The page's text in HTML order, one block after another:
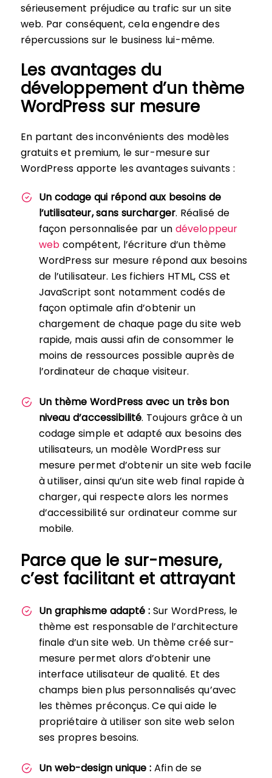
sérieusement préjudice au trafic sur un site
web. Par conséquent, cela engendre des
répercussions sur le business lui-même.
Les avantages du
développement d’un thème
WordPress sur mesure
En partant des inconvénients des modèles
gratuits et premium, le sur-mesure sur
WordPress apporte les avantages suivants :
Un codage qui répond aux besoins de
l’utilisateur, sans surcharger. Réalisé de
façon personnalisée par un développeur
web compétent, l’écriture d’un thème
WordPress sur mesure répond aux besoins
de l’utilisateur. Les fichiers HTML, CSS et
JavaScript sont notamment codés de
façon optimale afin d’obtenir un
chargement de chaque page du site web
rapide, mais aussi afin de consommer le
moins de ressources possible auprès de
l’ordinateur de chaque visiteur.
Un thème WordPress avec un très bon
niveau d’accessibilité. Toujours grâce à un
codage simple et adapté aux besoins des
utilisateurs, un modèle WordPress sur
mesure permet d’obtenir un site web facile
à utiliser, ainsi qu’un site web final rapide à
charger, qui respecte alors les normes
d’accessibilité sur ordinateur comme sur
mobile.
Parce que le sur-mesure,
c’est facilitant et attrayant
Un graphisme adapté : Sur WordPress, le
thème est responsable de l’architecture
finale d’un site web. Un thème créé sur-
mesure permet alors d’obtenir une
interface utilisateur de qualité. Et des
champs bien plus personnalisés qu’avec
les thèmes préconçus. Ce qui aide le
propriétaire à utiliser son site web selon
ses propres besoins.
Un web-design unique : Afin de se